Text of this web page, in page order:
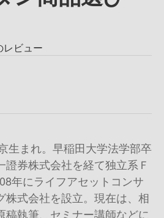
レビュー
生まれ。早稲田大学法学部卒
證券株式会社を経て独立系Ｆ
年にライフアセットコンサ
株式会社を設立。現在は、相
稿執筆、セミナー講師などに